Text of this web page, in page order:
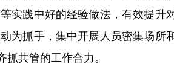
践中好的经验做法，有效提升
抓手，集中开展人员密集场所
共管的工作合力。